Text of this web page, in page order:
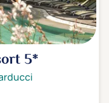
(0)
(0)
5*